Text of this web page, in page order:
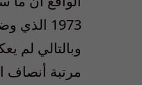
1973
وبالتالي لم
مرتبة أنصاف